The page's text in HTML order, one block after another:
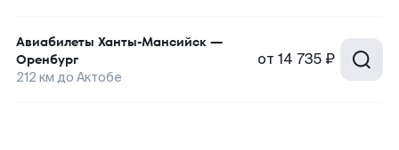
Авиабилеты Ханты-Мансийск —
Оренбург
212 км до Актобе
от 14 735 ₽